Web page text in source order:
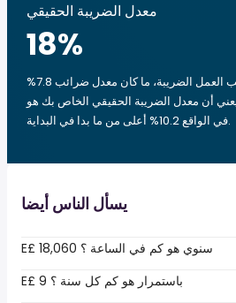
معدل الضريبة الحقيقي
18%
لذلك، بدفعك أنت وصاحب العمل الضريبة، ما كان معدل ضرائب 7.8%
18%، وهذا يعني أن معدل الضريبة الحقيقي الخاص بك هو
في الواقع 10.2% أعلى من ما بدا في البداية.
يسأل الناس أيضا
E£ 18,060 سنوي هو كم في الساعة ؟
E£ 9 باستمرار هو كم كل سنة ؟